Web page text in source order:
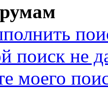
не
моего